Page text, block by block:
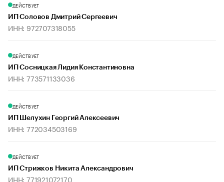
ДЕЙСТВУЕТ
ИП Соловов Дмитрий Сергеевич
ИНН: 972707318055
ДЕЙСТВУЕТ
ИП Сосницкая Лидия Константиновна
ИНН: 773571133036
ДЕЙСТВУЕТ
ИП Шелухин Георгий Алексеевич
ИНН: 772034503169
ДЕЙСТВУЕТ
ИП Стрижков Никита Александрович
ИНН: 771921072170